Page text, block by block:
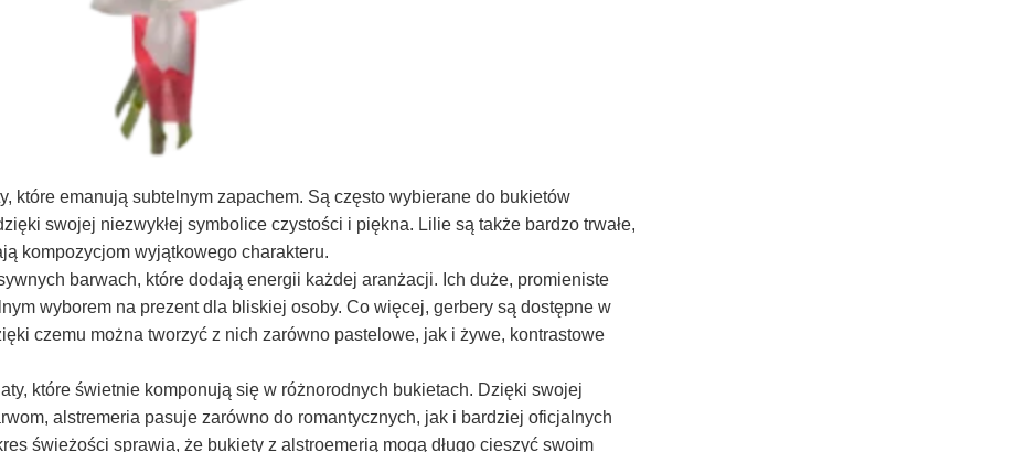
które emanują subtelnym zapachem. Są często wybierane do bukietów
swojej niezwykłej symbolice czystości i piękna. Lilie są także bardzo trwałe,
kompozycjom wyjątkowego charakteru.
barwach, które dodają energii każdej aranżacji. Ich duże, promieniste
wyborem na prezent dla bliskiej osoby. Co więcej, gerbery są dostępne w
czemu można tworzyć z nich zarówno pastelowe, jak i żywe, kontrastowe
które świetnie komponują się w różnorodnych bukietach. Dzięki swojej
alstremeria pasuje zarówno do romantycznych, jak i bardziej oficjalnych
świeżości sprawia, że bukiety z alstroemerią mogą długo cieszyć swoim